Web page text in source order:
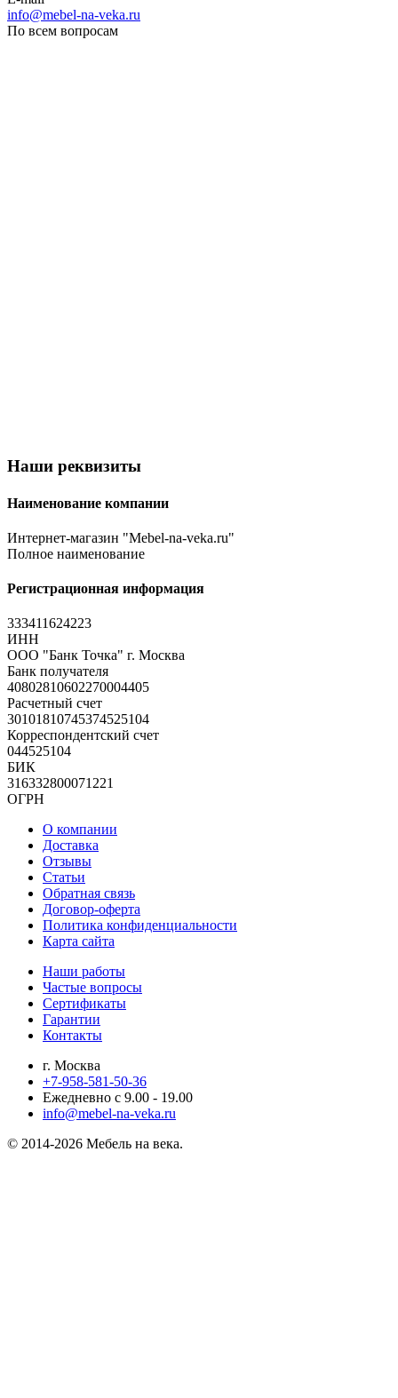
info@mebel-na-veka.ru
По всем вопросам
Наши реквизиты
Наименование компании
Интернет-магазин "Mebel-na-veka.ru"
Полное наименование
Регистрационная информация
333411624223
ИНН
ООО "Банк Точка" г. Москва
Банк получателя
40802810602270004405
Расчетный счет
30101810745374525104
Корреспондентский счет
044525104
БИК
316332800071221
ОГРН
О компании
Доставка
Отзывы
Статьи
Обратная связь
Договор-оферта
Политика конфиденциальности
Карта сайта
Наши работы
Частые вопросы
Сертификаты
Гарантии
Контакты
г. Москва
+7-958-581-50-36
Ежедневно с 9.00 - 19.00
info@mebel-na-veka.ru
© 2014-2026 Мебель на века.